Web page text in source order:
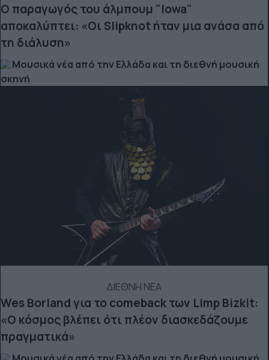
Ο παραγωγός του άλμπουμ "Iowa"
αποκαλύπτει: «Οι Slipknot ήταν μια ανάσα από
τη διάλυση»
Μουσικά νέα από την Ελλάδα και τη διεθνή μουσική
σκηνή
ΔΙΕΘΝΗ ΝΕΑ
Wes Borland για το comeback των Limp Bizkit:
«Ο κόσμος βλέπει ότι πλέον διασκεδάζουμε
πραγματικά»